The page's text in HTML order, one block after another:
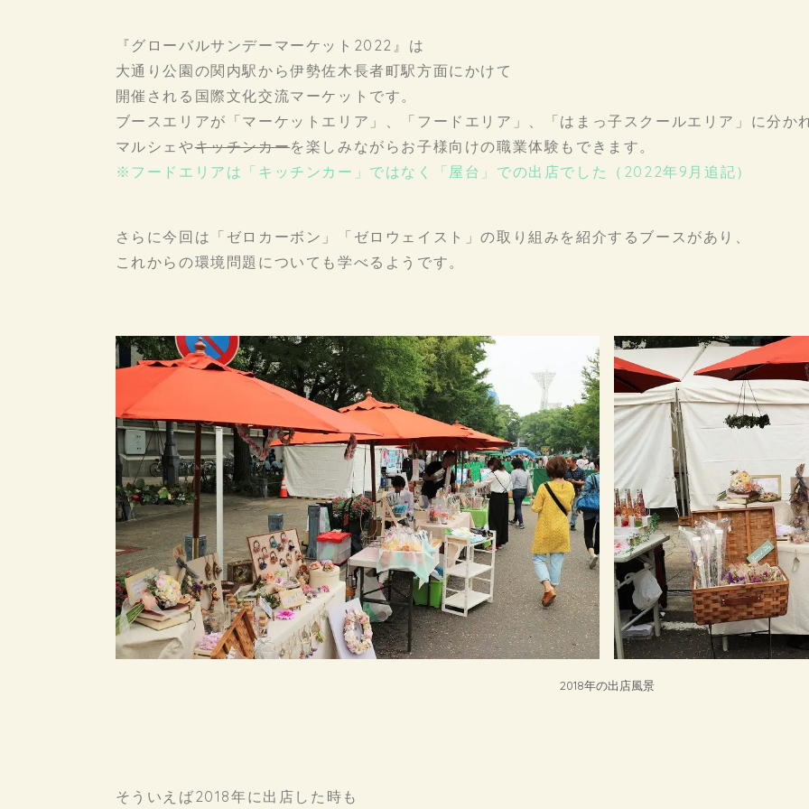
『グローバルサンデーマーケット2022』は
大通り公園の関内駅から伊勢佐木長者町駅方面にかけて
開催される国際文化交流マーケットです。
ブースエリアが「マーケットエリア」、「フードエリア」、「はまっ子スクールエリア」に分か
マルシェやキッチンカーを楽しみながらお子様向けの職業体験もできます。
※フードエリアは「キッチンカー」ではなく「屋台」での出店でした（2022年9月追記）
さらに今回は「ゼロカーボン」「ゼロウェイスト」の取り組みを紹介するブースがあり、
これからの環境問題についても学べるようです。
2018年の出店風景
そういえば2018年に出店した時も